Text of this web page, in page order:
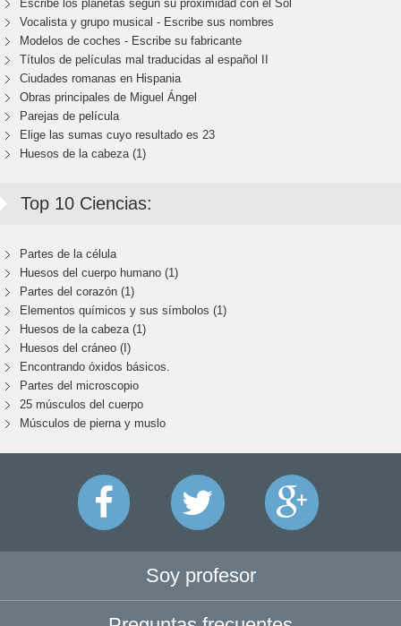
Escribe los planetas según su proximidad con el Sol
Vocalista y grupo musical - Escribe sus nombres
Modelos de coches - Escribe su fabricante
Títulos de películas mal traducidas al español II
Ciudades romanas en Hispania
Obras principales de Miguel Ángel
Parejas de película
Elige las sumas cuyo resultado es 23
Huesos de la cabeza (1)
Top 10 Ciencias:
Partes de la célula
Huesos del cuerpo humano (1)
Partes del corazón (1)
Elementos químicos y sus símbolos (1)
Huesos de la cabeza (1)
Huesos del cráneo (I)
Encontrando óxidos básicos.
Partes del microscopio
25 músculos del cuerpo
Músculos de pierna y muslo
Soy profesor